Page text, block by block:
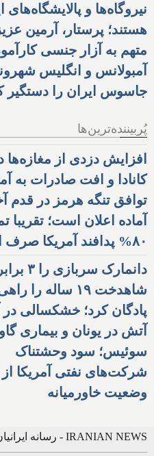
نیروگاه‌ها و پالایشگاه‌های
هستند؛ پرستار، آرمین
متهم به آزار جنسی
آمبولانس و انگلیس
جاسوس ایران را دستگیر
پُربیننده‌ترین‌ها
افزایش دزدی از مغازه‌ها
کانادا و افت صادرات به
توافق تنگه هرمز در قدم
آماده اعلان است؛
۸۰% پدافند آمریکا صرف ایران شده
دانمارک سربازی
شاهدخت ۱۹ ساله را
پادگان کرد؛ خشکسالی در
آتش در یونان و بیماری
سوئیس؛ سود وحشتناک
شرکت‌های نفتی آمریکا از
وضعیت خاورمیانه
IRANIAN NEWS - رسانه ایرانیان